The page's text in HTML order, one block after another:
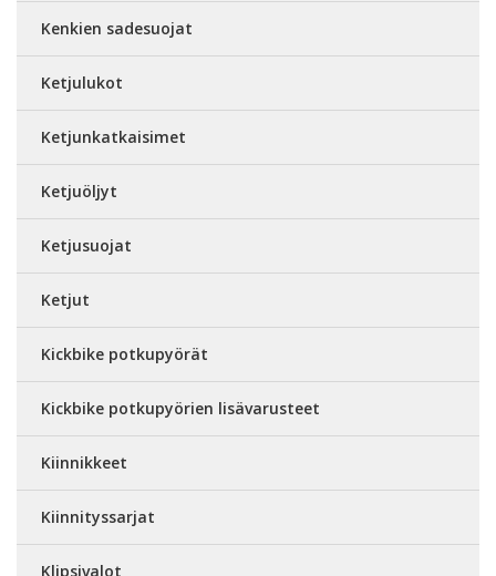
Kenkien sadesuojat
Ketjulukot
Ketjunkatkaisimet
Ketjuöljyt
Ketjusuojat
Ketjut
Kickbike potkupyörät
Kickbike potkupyörien lisävarusteet
Kiinnikkeet
Kiinnityssarjat
Klipsivalot